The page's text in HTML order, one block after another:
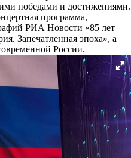
победами и достижениями.
программа,
РИА Новости «85 лет
Запечатленная эпоха», а
России.